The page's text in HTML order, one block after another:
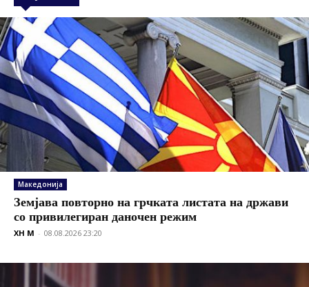
Македонија
Земјава повторно на грчката листата на држави
со привилегиран даночен режим
XH M - 08.08.2026 23:20